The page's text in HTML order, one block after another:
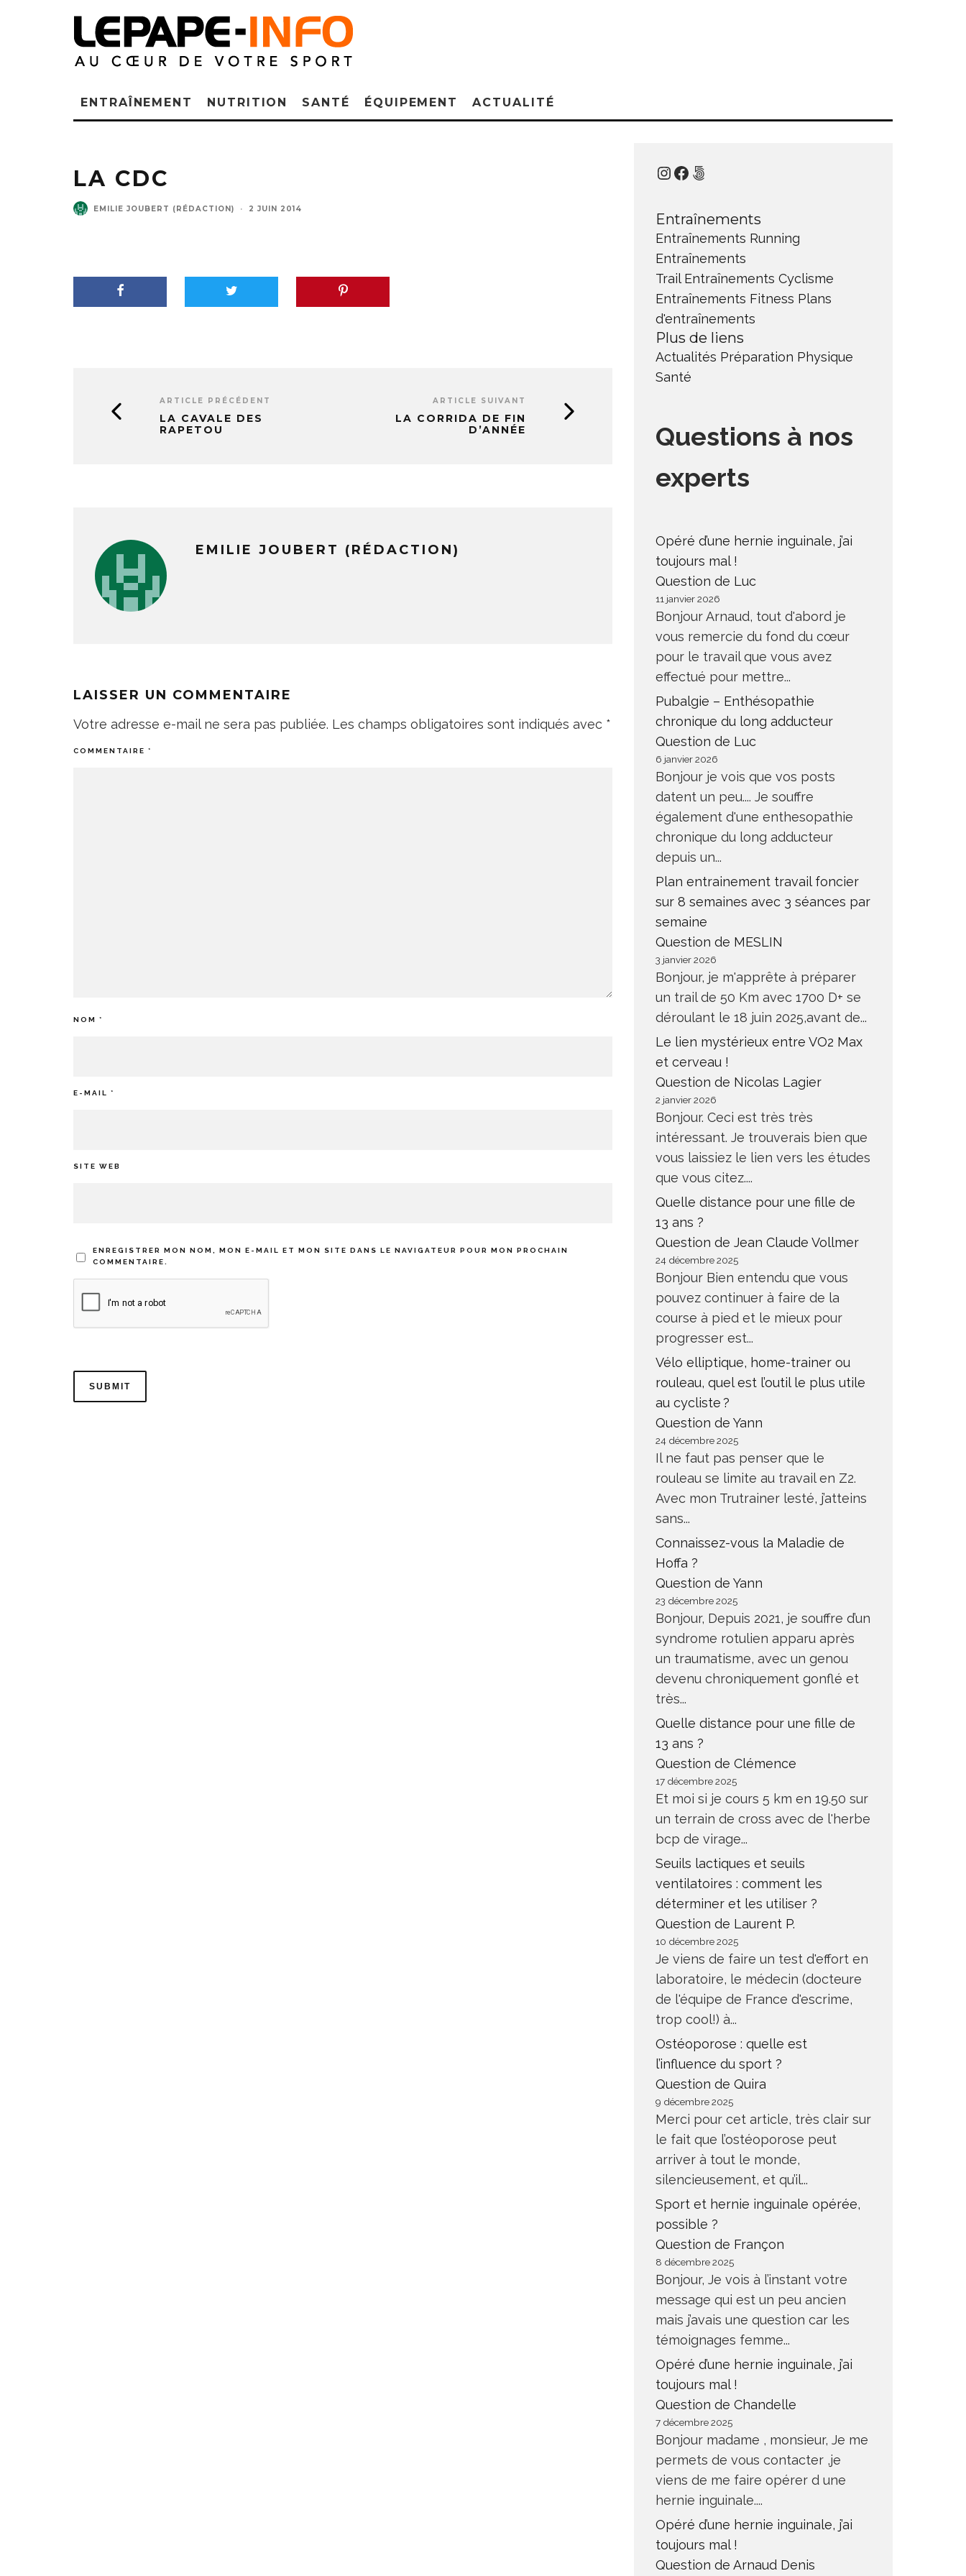
ENTRAÎNEMENT NUTRITION SANTÉ ÉQUIPEMENT ACTUALITÉ
LA CDC
EMILIE JOUBERT (RÉDACTION) · 2 JUIN 2014
ARTICLE PRÉCÉDENT
LA CAVALE DES
RAPETOU
ARTICLE SUIVANT
LA CORRIDA DE FIN
D’ANNÉE
EMILIE JOUBERT (RÉDACTION)
LAISSER UN COMMENTAIRE
Votre adresse e-mail ne sera pas publiée. Les champs obligatoires sont indiqués avec *
COMMENTAIRE *
NOM *
E-MAIL *
SITE WEB
ENREGISTRER MON NOM, MON E-MAIL ET MON SITE DANS LE NAVIGATEUR POUR MON PROCHAIN
COMMENTAIRE.
Instagram
Facebook
500px
Entraînements
Entraînements Running
Entraînements
Trail Entraînements Cyclisme
Entraînements Fitness Plans
d'entraînements
Plus de liens
Actualités Préparation Physique
Santé
Questions à nos
experts
Opéré d’une hernie inguinale, j’ai
toujours mal !
Question de Luc
11 janvier 2026
Bonjour Arnaud, tout d'abord je
vous remercie du fond du cœur
pour le travail que vous avez
effectué pour mettre...
Pubalgie – Enthésopathie
chronique du long adducteur
Question de Luc
6 janvier 2026
Bonjour je vois que vos posts
datent un peu.... Je souffre
également d'une enthesopathie
chronique du long adducteur
depuis un...
Plan entrainement travail foncier
sur 8 semaines avec 3 séances par
semaine
Question de MESLIN
3 janvier 2026
Bonjour, je m'apprête à préparer
un trail de 50 Km avec 1700 D+ se
déroulant le 18 juin 2025,avant de...
Le lien mystérieux entre VO2 Max
et cerveau !
Question de Nicolas Lagier
2 janvier 2026
Bonjour. Ceci est très très
intéressant. Je trouverais bien que
vous laissiez le lien vers les études
que vous citez....
Quelle distance pour une fille de
13 ans ?
Question de Jean Claude Vollmer
24 décembre 2025
Bonjour Bien entendu que vous
pouvez continuer à faire de la
course à pied et le mieux pour
progresser est...
Vélo elliptique, home-trainer ou
rouleau, quel est l’outil le plus utile
au cycliste ?
Question de Yann
24 décembre 2025
Il ne faut pas penser que le
rouleau se limite au travail en Z2.
Avec mon Trutrainer lesté, j’atteins
sans...
Connaissez-vous la Maladie de
Hoffa ?
Question de Yann
23 décembre 2025
Bonjour, Depuis 2021, je souffre d’un
syndrome rotulien apparu après
un traumatisme, avec un genou
devenu chroniquement gonflé et
très...
Quelle distance pour une fille de
13 ans ?
Question de Clémence
17 décembre 2025
Et moi si je cours 5 km en 19.50 sur
un terrain de cross avec de l'herbe
bcp de virage...
Seuils lactiques et seuils
ventilatoires : comment les
déterminer et les utiliser ?
Question de Laurent P.
10 décembre 2025
Je viens de faire un test d'effort en
laboratoire, le médecin (docteure
de l'équipe de France d'escrime,
trop cool!) à...
Ostéoporose : quelle est
l’influence du sport ?
Question de Quira
9 décembre 2025
Merci pour cet article, très clair sur
le fait que l’ostéoporose peut
arriver à tout le monde,
silencieusement, et qu’il...
Sport et hernie inguinale opérée,
possible ?
Question de Françon
8 décembre 2025
Bonjour, Je vois à l’instant votre
message qui est un peu ancien
mais j’avais une question car les
témoignages femme...
Opéré d’une hernie inguinale, j’ai
toujours mal !
Question de Chandelle
7 décembre 2025
Bonjour madame , monsieur, Je me
permets de vous contacter ,je
viens de me faire opérer d une
hernie inguinale....
Opéré d’une hernie inguinale, j’ai
toujours mal !
Question de Arnaud Denis